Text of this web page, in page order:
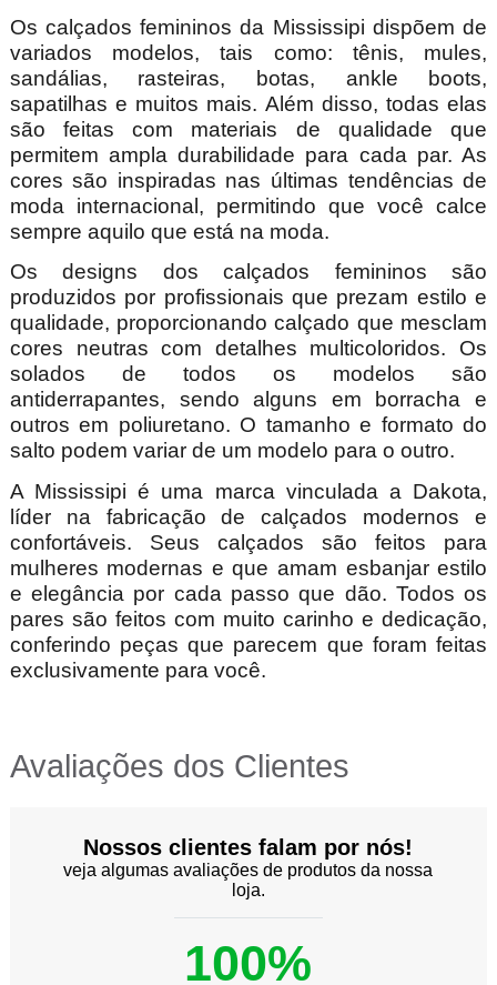
Os calçados femininos da Mississipi dispõem de
variados modelos, tais como: tênis, mules,
sandálias, rasteiras, botas, ankle boots,
sapatilhas e muitos mais. Além disso, todas elas
são feitas com materiais de qualidade que
permitem ampla durabilidade para cada par. As
cores são inspiradas nas últimas tendências de
moda internacional, permitindo que você calce
sempre aquilo que está na moda.
Os designs dos calçados femininos são
produzidos por profissionais que prezam estilo e
qualidade, proporcionando calçado que mesclam
cores neutras com detalhes multicoloridos. Os
solados de todos os modelos são
antiderrapantes, sendo alguns em borracha e
outros em poliuretano. O tamanho e formato do
salto podem variar de um modelo para o outro.
A Mississipi é uma marca vinculada a Dakota,
líder na fabricação de calçados modernos e
confortáveis. Seus calçados são feitos para
mulheres modernas e que amam esbanjar estilo
e elegância por cada passo que dão. Todos os
pares são feitos com muito carinho e dedicação,
conferindo peças que parecem que foram feitas
exclusivamente para você.
Avaliações dos Clientes
Nossos clientes falam por nós!
veja algumas avaliações de produtos da nossa
loja.
100%